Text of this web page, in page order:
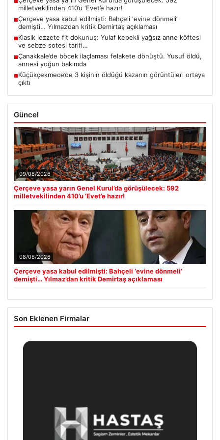
milletvekilinden 410’u ‘Evet’e hazır!
■Çerçeve yasa kabul edilmişti: Bahçeli ‘evine dönmeli’
demişti… Yılmaz’dan kritik Demirtaş açıklaması
■Klasik lezzete fit dokunuş: Yulaf kepekli yağsız anne köftesi
ve sebze sotesi tarifi…
■Çanakkale’de böcek ilaçlaması felakete dönüştü. Yusuf öldü,
annesi yoğun bakımda
■Küçükçekmece’de 3 kişinin öldüğü kazanın görüntüleri ortaya
çıktı
Güncel
09/08/2026
Çerçeve yasa yarın Genel Kurul’da görüşülecek: 592
milletvekilinden 410’u ‘Evet’e hazır!
08/08/2026
Çerçeve yasa kabul edilmişti: Bahçeli ‘evine dönmeli’
demişti… Yılmaz’dan kritik Demirtaş açıklaması
Son Eklenen Firmalar